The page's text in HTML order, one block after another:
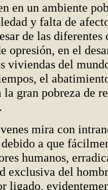
en un ambiente
y falta de
de las diferentes
opresión, en el
viviendas del
el
gran pobreza de
mira con
a que
humanos,
exclusiva del
ligado,